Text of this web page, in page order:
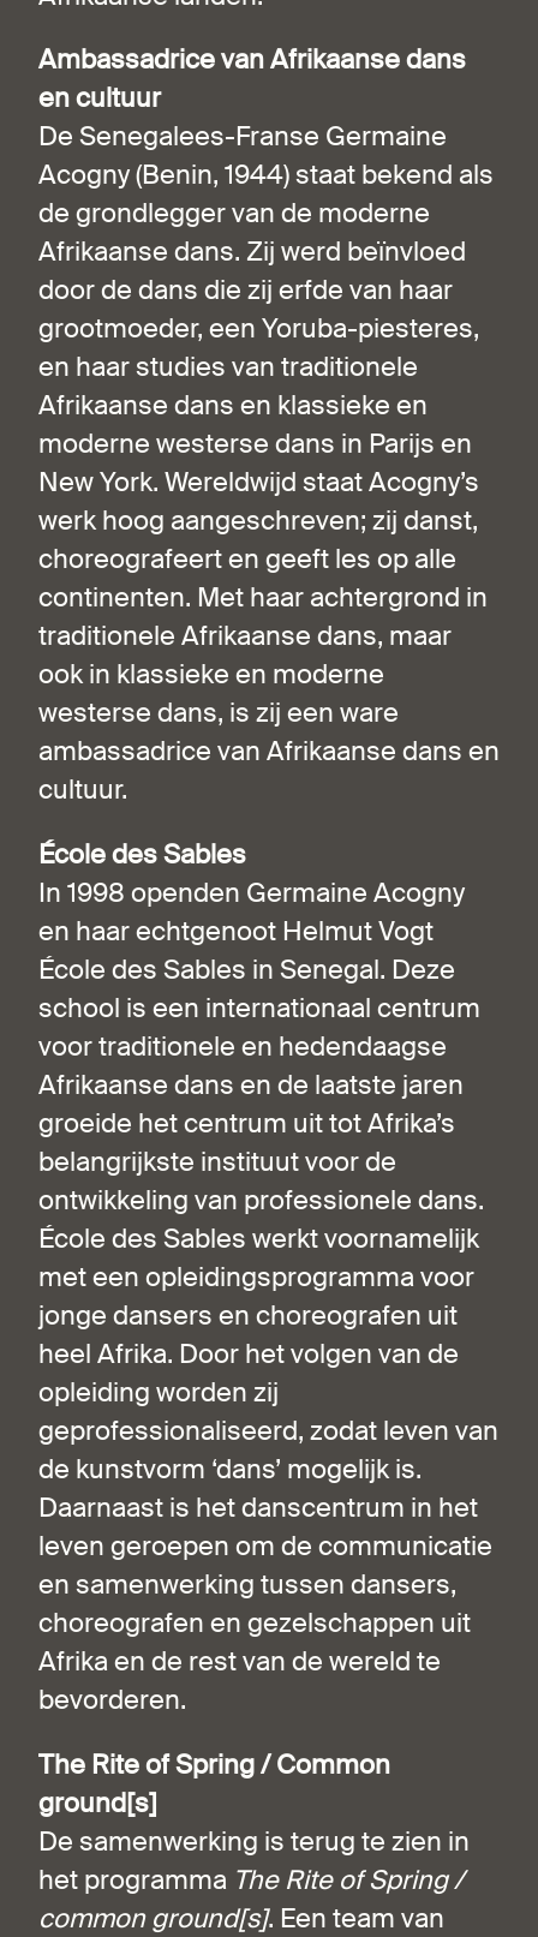
Ambassadrice van Afrikaanse dans
en cultuur
De Senegalees-Franse Germaine
Acogny (Benin, 1944) staat bekend als
de grondlegger van de moderne
Afrikaanse dans. Zij werd beïnvloed
door de dans die zij erfde van haar
grootmoeder, een Yoruba-piesteres,
en haar studies van traditionele
Afrikaanse dans en klassieke en
moderne westerse dans in Parijs en
New York. Wereldwijd staat Acogny’s
werk hoog aangeschreven; zij danst,
choreografeert en geeft les op alle
continenten. Met haar achtergrond in
traditionele Afrikaanse dans, maar
ook in klassieke en moderne
westerse dans, is zij een ware
ambassadrice van Afrikaanse dans en
cultuur.
École des Sables
In 1998 openden Germaine Acogny
en haar echtgenoot Helmut Vogt
École des Sables in Senegal. Deze
school is een internationaal centrum
voor traditionele en hedendaagse
Afrikaanse dans en de laatste jaren
groeide het centrum uit tot Afrika’s
belangrijkste instituut voor de
ontwikkeling van professionele dans.
École des Sables werkt voornamelijk
met een opleidingsprogramma voor
jonge dansers en choreografen uit
heel Afrika. Door het volgen van de
opleiding worden zij
geprofessionaliseerd, zodat leven van
de kunstvorm ‘dans’ mogelijk is.
Daarnaast is het danscentrum in het
leven geroepen om de communicatie
en samenwerking tussen dansers,
choreografen en gezelschappen uit
Afrika en de rest van de wereld te
bevorderen.
The Rite of Spring / Common
ground[s]
De samenwerking is terug te zien in
het programma The Rite of Spring /
common ground[s]. Een team van